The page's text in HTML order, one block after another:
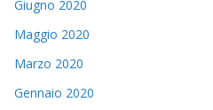
Giugno 2020
Maggio 2020
Marzo 2020
Gennaio 2020